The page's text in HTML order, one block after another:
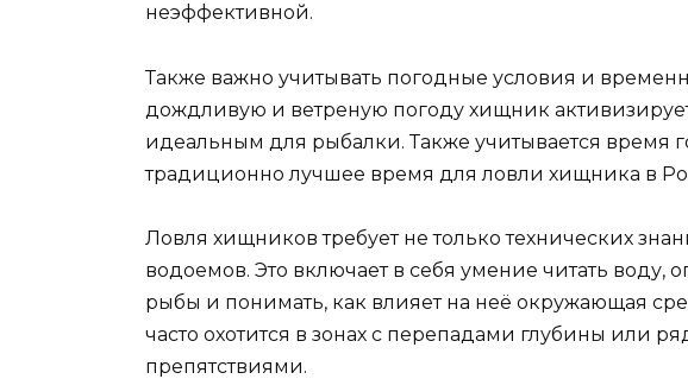
неэффективной.
Также важно учитывать погодные условия и
дождливую и ветреную погоду хищник
идеальным для рыбалки. Также учитывается время
традиционно лучшее время для ловли хищника в
Ловля хищников требует не только технических
водоемов. Это включает в себя умение читать воду,
рыбы и понимать, как влияет на неё окружающая
часто охотится в зонах с перепадами глубины или
препятствиями.